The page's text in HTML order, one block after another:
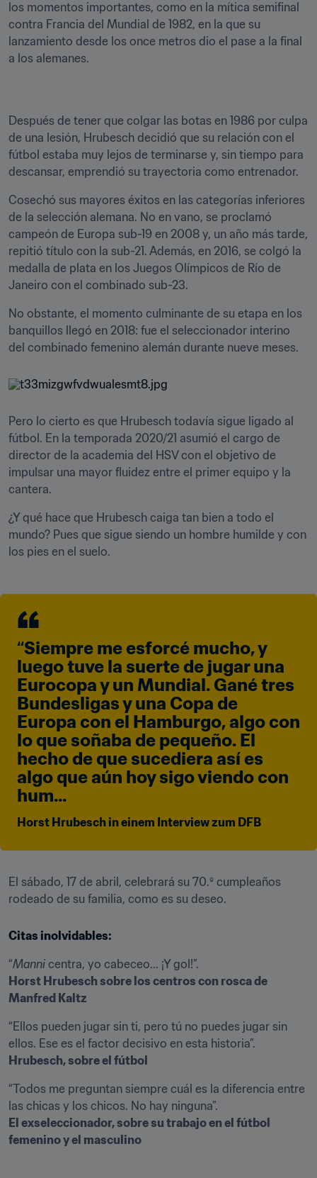
los momentos importantes, como en la mítica semifinal
contra Francia del Mundial de 1982, en la que su
lanzamiento desde los once metros dio el pase a la final
a los alemanes.
Después de tener que colgar las botas en 1986 por culpa
de una lesión, Hrubesch decidió que su relación con el
fútbol estaba muy lejos de terminarse y, sin tiempo para
descansar, emprendió su trayectoria como entrenador.
Cosechó sus mayores éxitos en las categorías inferiores
de la selección alemana. No en vano, se proclamó
campeón de Europa sub-19 en 2008 y, un año más tarde,
repitió título con la sub-21. Además, en 2016, se colgó la
medalla de plata en los Juegos Olímpicos de Río de
Janeiro con el combinado sub-23.
No obstante, el momento culminante de su etapa en los
banquillos llegó en 2018: fue el seleccionador interino
del combinado femenino alemán durante nueve meses.
Pero lo cierto es que Hrubesch todavía sigue ligado al
fútbol. En la temporada 2020/21 asumió el cargo de
director de la academia del HSV con el objetivo de
impulsar una mayor fluidez entre el primer equipo y la
cantera.
¿Y qué hace que Hrubesch caiga tan bien a todo el
mundo? Pues que sigue siendo un hombre humilde y con
los pies en el suelo.
“Siempre me esforcé mucho, y
luego tuve la suerte de jugar una
Eurocopa y un Mundial. Gané tres
Bundesligas y una Copa de
Europa con el Hamburgo, algo con
lo que soñaba de pequeño. El
hecho de que sucediera así es
algo que aún hoy sigo viendo con
hum...
Horst Hrubesch in einem Interview zum DFB
El sábado, 17 de abril, celebrará su 70.º cumpleaños
rodeado de su familia, como es su deseo.
Citas inolvidables:
“Manni
Horst Hrubesch sobre los centros con rosca de
Manfred Kaltz
“Ellos pueden jugar sin ti, pero tú no puedes jugar sin
ellos. Ese es el factor decisivo en esta historia”.
Hrubesch, sobre el fútbol
“Todos me preguntan siempre cuál es la diferencia entre
El exseleccionador, sobre su trabajo en el fútbol
femenino y el masculino